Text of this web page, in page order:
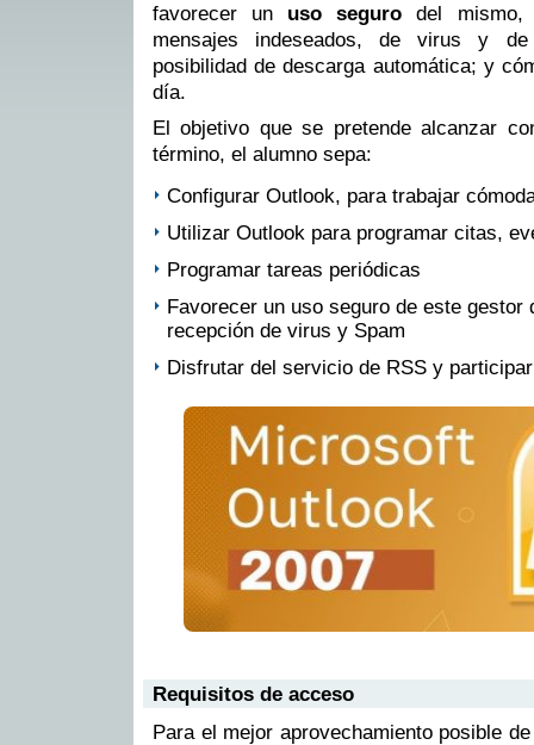
favorecer un uso seguro del mismo,
mensajes indeseados, de virus y
posibilidad de descarga automática; y
día.
El objetivo que se pretende alcanzar
término, el alumno sepa:
Configurar Outlook, para trabajar
Utilizar Outlook para programar citas,
Programar tareas periódicas
Favorecer un uso seguro de este gestor
recepción de virus y Spam
Disfrutar del servicio de RSS y
Requisitos de acceso
Para el mejor aprovechamiento posible